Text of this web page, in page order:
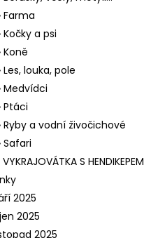
Farma
Kočky a psi
Koně
Les, louka, pole
Medvídci
Ptáci
Ryby a vodní živočichové
Safari
S HENDIKEPEM
2025
2025
2025